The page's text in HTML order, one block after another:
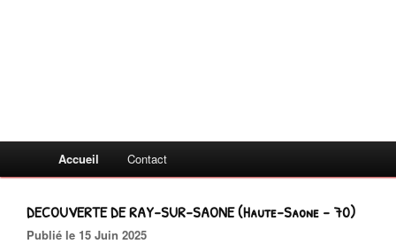
Accueil Contact
DECOUVERTE DE RAY-SUR-SAONE (Haute-Saone - 70)
Publié le 15 Juin 2025